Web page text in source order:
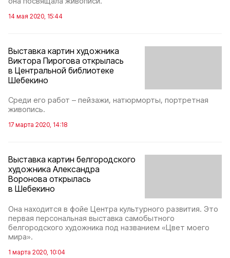
14 мая 2020, 15:44
Выставка картин художника
Виктора Пирогова открылась
в Центральной библиотеке
Шебекино
Среди его работ – пейзажи, натюрморты, портретная
живопись.
17 марта 2020, 14:18
Выставка картин белгородского
художника Александра
Воронова открылась
в Шебекино
Она находится в фойе Центра культурного развития. Это
первая персональная выставка самобытного
белгородского художника под названием «Цвет моего
мира».
1 марта 2020, 10:04